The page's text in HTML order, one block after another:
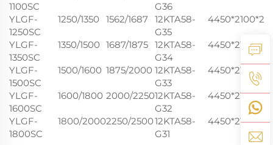
1100SC
G36
YLGF-
1250SC
1250/1350 1562/1687
12KTA58-
G35
YLGF-
1350SC
1350/1500 1687/1875 12KTA58-
G34
YLGF-
1500SC
1500/1600 1875/2000 12KTA58-
G33
YLGF-
1600SC
1600/1800 2000/225012KTA58-
G32
YLGF-
1800SC
1800/20002250/250012KTA58-
G31